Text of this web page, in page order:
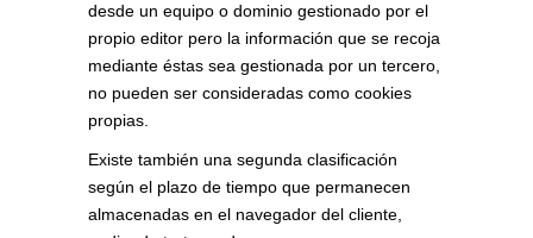
desde un equipo o dominio gestionado por el
propio editor pero la información que se recoja
mediante éstas sea gestionada por un tercero,
no pueden ser consideradas como cookies
propias.
Existe también una segunda clasificación
según el plazo de tiempo que permanecen
almacenadas en el navegador del cliente,